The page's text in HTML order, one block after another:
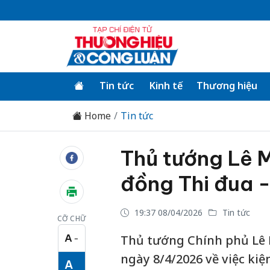
Tin tức Kinh tế Thương hiệu
Home Tin tức
CỠ CHỮ
A −
Cỡ chữ nhỏ
A
Thủ tướng Lê
đồng Thi đua
19:37 08/04/2026 Tin tức
Thủ tướng Chính phủ Lê
ngày 8/4/2026 về việc